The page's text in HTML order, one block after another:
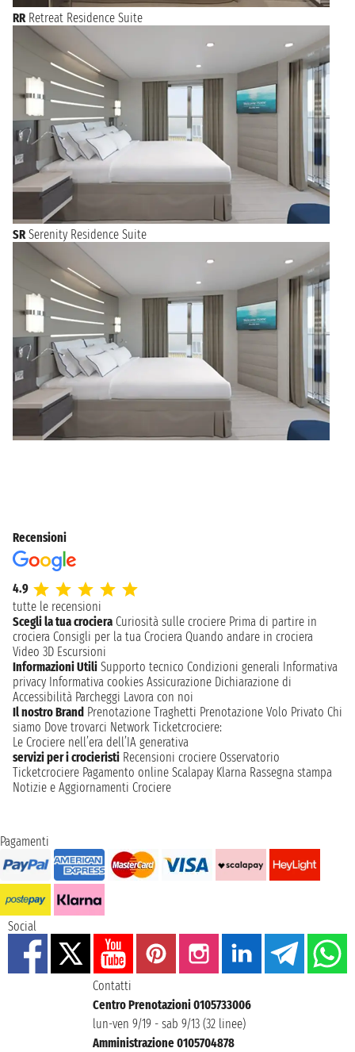
RR Retreat Residence Suite
SR Serenity Residence Suite
Recensioni
4.9
tutte le recensioni
Scegli la tua crociera Curiosità sulle crociere Prima di partire in
crociera Consigli per la tua Crociera Quando andare in crociera
Video 3D Escursioni
Informazioni Utili Supporto tecnico Condizioni generali Informativa
privacy Informativa cookies Assicurazione Dichiarazione di
Accessibilità Parcheggi Lavora con noi
Il nostro Brand Prenotazione Traghetti Prenotazione Volo Privato Chi
siamo Dove trovarci Network Ticketcrociere:
Le Crociere nell’era dell’IA generativa
servizi per i crocieristi Recensioni crociere Osservatorio
Ticketcrociere Pagamento online Scalapay Klarna Rassegna stampa
Notizie e Aggiornamenti Crociere
Pagamenti
Social
Contatti
Centro Prenotazioni 0105733006
lun-ven 9/19 - sab 9/13 (32 linee)
Amministrazione 0105704878